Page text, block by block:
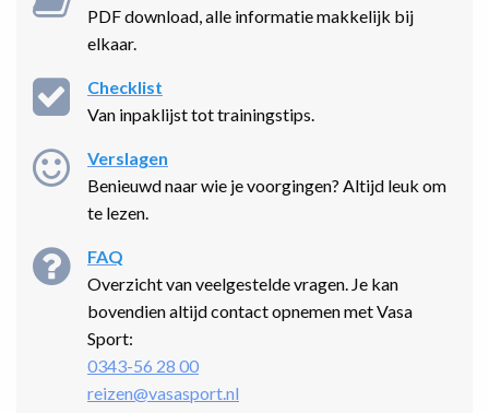
PDF download, alle informatie makkelijk bij
elkaar.
Checklist
Van inpaklijst tot trainingstips.
Verslagen
Benieuwd naar wie je voorgingen? Altijd leuk om
te lezen.
FAQ
Overzicht van veelgestelde vragen. Je kan
bovendien altijd contact opnemen met Vasa
Sport:
0343-56 28 00
reizen@vasasport.nl